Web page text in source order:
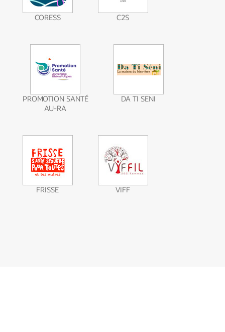
CORESS C2S
PROMOTION SANTÉ
AU-RA
DA TI SENI
FRISSE VIFF